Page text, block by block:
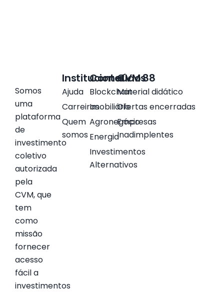
Somos
uma
plataforma
de
investimento
coletivo
autorizada
pela
CVM, que
tem
como
missão
fornecer
acesso
fácil a
investimentos
Institucional
Ajuda
Carreiras
Quem
somos
Conteúdos
Blockchain
Imobiliário
Agronegócio
Energia
Investimentos
Alternativos
CVM 88
Material didático
Ofertas encerradas
Empresas
Inadimplentes